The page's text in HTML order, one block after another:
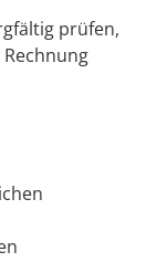
prüfen,